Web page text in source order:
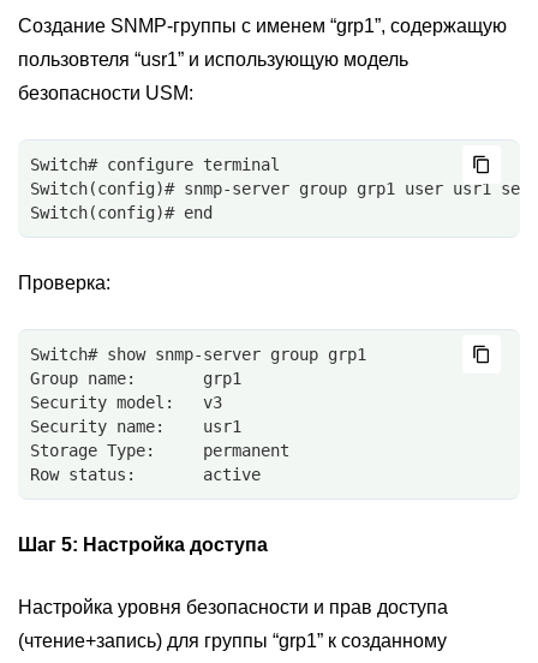
Создание SNMP-группы с именем “grp1”, содержащую
пользовтеля “usr1” и использующую модель
безопасности USM:
Switch# configure terminal
Switch(config)# snmp-server group grp1 user usr1
Switch(config)# end
Проверка:
Switch# show snmp-server group grp1
Group name:       grp1
Security model:   v3
Security name:    usr1
Storage Type:     permanent
Row status:       active
Шаг 5: Настройка доступа
Настройка уровня безопасности и прав доступа
(чтение+запись) для группы “grp1” к созданному